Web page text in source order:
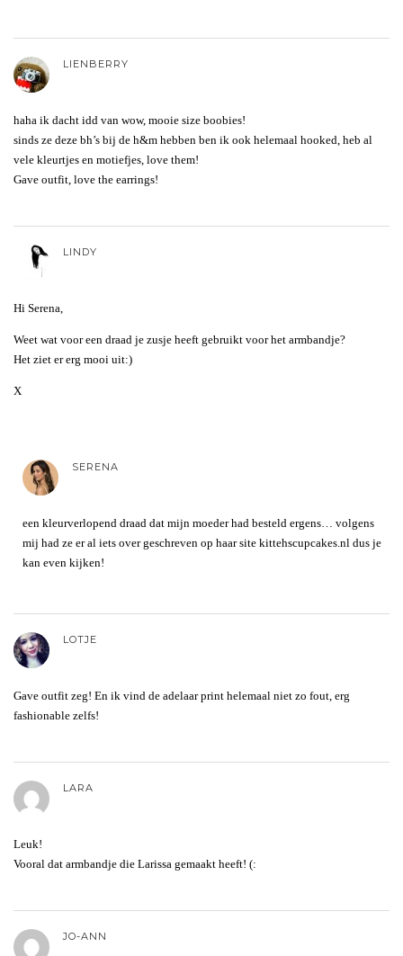
LIENBERRY
haha ik dacht idd van wow, mooie size boobies!
sinds ze deze bh’s bij de h&m hebben ben ik ook helemaal hooked, heb al
vele kleurtjes en motiefjes, love them!
Gave outfit, love the earrings!
LINDY
Hi Serena,
Weet wat voor een draad je zusje heeft gebruikt voor het armbandje?
Het ziet er erg mooi uit:)
X
SERENA
een kleurverlopend draad dat mijn moeder had besteld ergens… volgens
mij had ze er al iets over geschreven op haar site kittehscupcakes.nl dus je
kan even kijken!
LOTJE
Gave outfit zeg! En ik vind de adelaar print helemaal niet zo fout, erg
fashionable zelfs!
LARA
Leuk!
Vooral dat armbandje die Larissa gemaakt heeft! (:
JO-ANN